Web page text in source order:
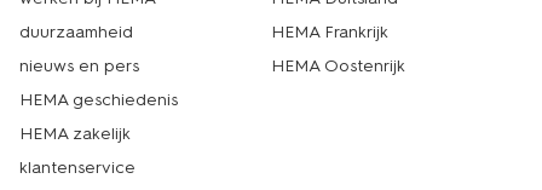
duurzaamheid
nieuws en pers
HEMA geschiedenis
HEMA zakelijk
klantenservice
HEMA Frankrijk
HEMA Oostenrijk